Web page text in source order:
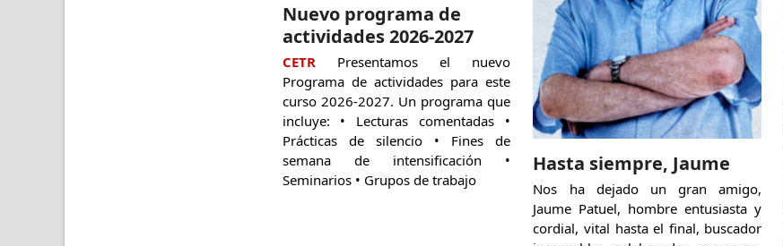
Nuevo programa de
actividades 2026-2027
CETR Presentamos el nuevo
Programa de actividades para este
curso 2026-2027. Un programa que
incluye: • Lecturas comentadas •
Prácticas de silencio • Fines de
semana de intensificación •
Seminarios • Grupos de trabajo
Hasta siempre, Jaume
Nos ha dejado un gran amigo,
Jaume Patuel, hombre entusiasta y
cordial, vital hasta el final, buscador